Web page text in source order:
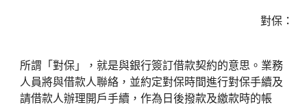
對保：
所謂「對保」，就是與銀行簽訂借款契約的意思。業務
人員將與借款人聯絡，並約定對保時間進行對保手續及
請借款人辦理開戶手續，作為日後撥款及繳款時的帳